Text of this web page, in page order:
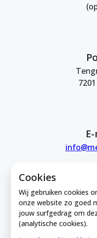
Cookies
Wij gebruiken cookies
onze website zo goed
jouw surfgedrag om
(analytische cookies).
Mede in
Zutphense